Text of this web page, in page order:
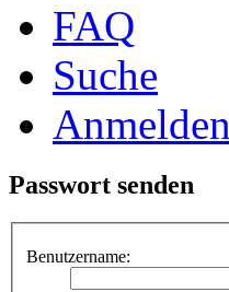
FAQ
Suche
Anmelden
Passwort senden
Benutzername: